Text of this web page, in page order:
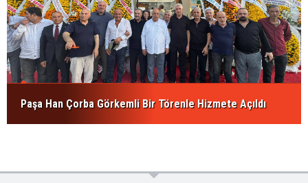
Paşa Han Çorba Görkemli Bir Törenle Hizmete Açıldı